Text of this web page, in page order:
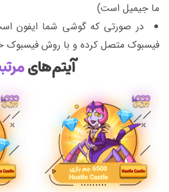
ما جیمیل است)
در صورتی که گوشی شما ایفون
فیسبوک متصل کرده و با روش فیسبوک
آیتم‌های